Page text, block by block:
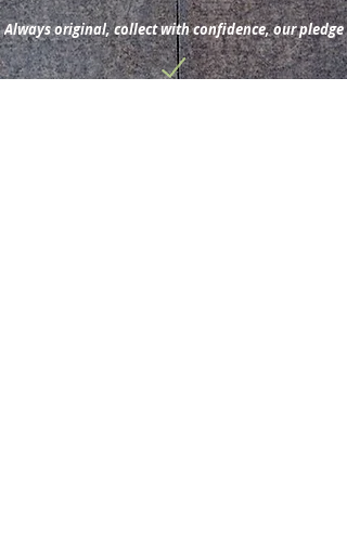
Always original, collect with confidence, our pledge